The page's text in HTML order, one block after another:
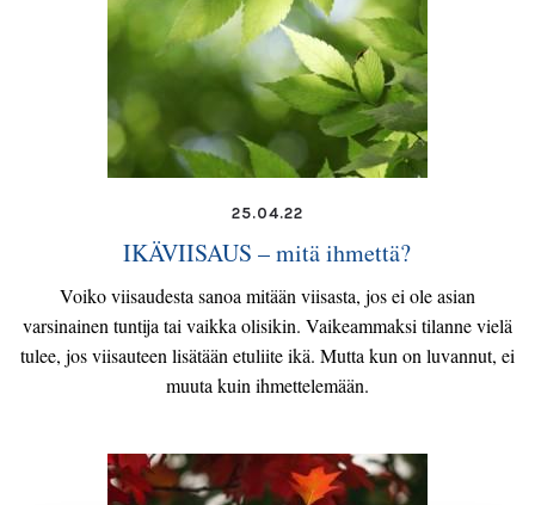
25.04.22
IKÄVIISAUS – mitä ihmettä?
Voiko viisaudesta sanoa mitään viisasta, jos ei ole asian
varsinainen tuntija tai vaikka olisikin. Vaikeammaksi tilanne vielä
tulee, jos viisauteen lisätään etuliite ikä. Mutta kun on luvannut, ei
muuta kuin ihmettelemään.